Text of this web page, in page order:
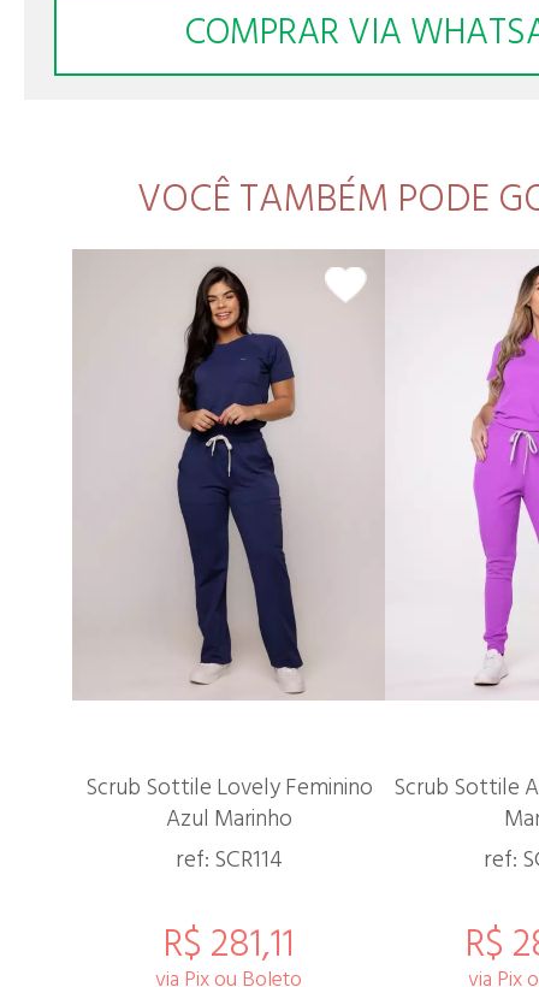
COMPRAR VIA
VOCÊ TAMBÉM PODE
Scrub Sottile Lovely Feminino
Azul Marinho
ref: SCR114
R$ 281,11
via Pix ou Boleto
Scrub Sottile
ref:
R$
via Pix